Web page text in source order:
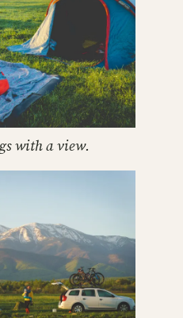
with a view.